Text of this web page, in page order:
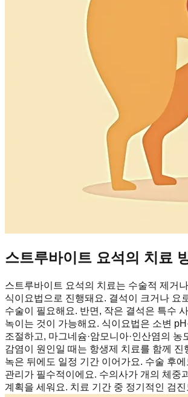
스트루바이트 요석의 치료
스트루바이트 요석의 치료는 수술적 제거
식이요법으로 진행돼요. 결석이 크거나 요
수술이 필요해요. 반면, 작은 결석은 특수
녹이는 것이 가능해요. 식이요법은 소변
조절하고, 마그네슘·암모니아·인산염의 농
감염이 원인일 때는 항생제 치료를 함께 진
녹은 뒤에도 일정 기간 이어가요. 수술 후에
관리가 필수적이에요. 수의사가 개의 체중
계획을 세워요. 치료 기간 중 정기적인 검